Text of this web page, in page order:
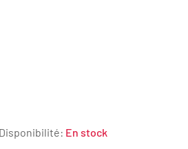
Disponibilité: En stock